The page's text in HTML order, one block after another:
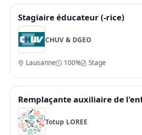
Stagiaire éducateur (-rice)
CHUV & DGEO
Lausanne 100% Stage
Remplaçante auxiliaire de
Totup LOREE